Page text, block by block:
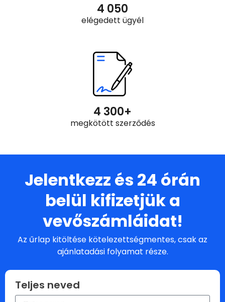
elégedett ügyél
4 050
megkötött szerződés
4 300+
Jelentkezz és 24 órán
belül kifizetjük a
vevőszámláidat!
Az űrlap kitöltése kötelezettségmentes, csak az
ajánlatadási folyamat része.
Teljes neved